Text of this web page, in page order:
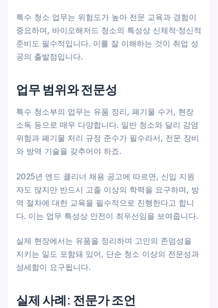
특수 청소 업무는 위험도가 높아 전문 교육과 경험이
중요하며, 바이오해저드 청소의 특성상 신체적·정신적
준비도 필수적입니다. 이를 잘 이해하는 것이 취업 성
공의 출발점입니다.
업무 범위와 전문성
특수 청소부의 업무는 유품 정리, 폐기물 수거, 현장
소독 등으로 매우 다양합니다. 일반 청소와 달리 감염
위험과 폐기물 처리 규정 준수가 필수라서, 전문 장비
와 방역 기술을 갖추어야 하죠.
2025년 엔드 클리너 채용 공고에 따르면, 신입 지원
자도 많지만 반드시 고졸 이상의 학력을 요구하며, 방
역 절차에 대한 교육을 필수적으로 진행한다고 합니
다. 이는 업무 특성상 안전이 최우선임을 보여줍니다.
실제 현장에서는 유품을 정리하며 고인의 존엄성을
지키는 일도 포함돼 있어, 단순 청소 이상의 전문성과
섬세함이 요구됩니다.
실제 사례: 전문가 조언